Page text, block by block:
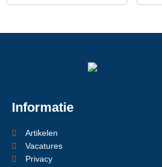
Informatie
Artikelen
Vacatures
Privacy